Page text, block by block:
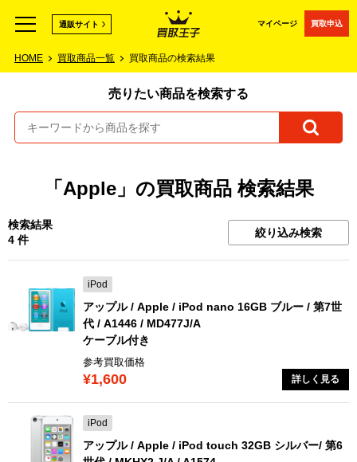
マイページ 買取申込
通販サイト
HOME 買取商品一覧 買取商品の検索結果
売りたい商品を検索する
「Apple」の買取商品 検索結果
検索結果
4 件
絞り込み検索
iPod
アップル / Apple / iPod nano 16GB ブルー / 第7世
代 / A1446 / MD477J/A
ケーブル付き
参考買取価格
¥1,600 詳しく見る
iPod
アップル / Apple / iPod touch 32GB シルバー/ 第6